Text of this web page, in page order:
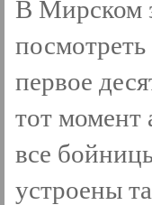
В Мирском
первое
тот момент
все
устроены